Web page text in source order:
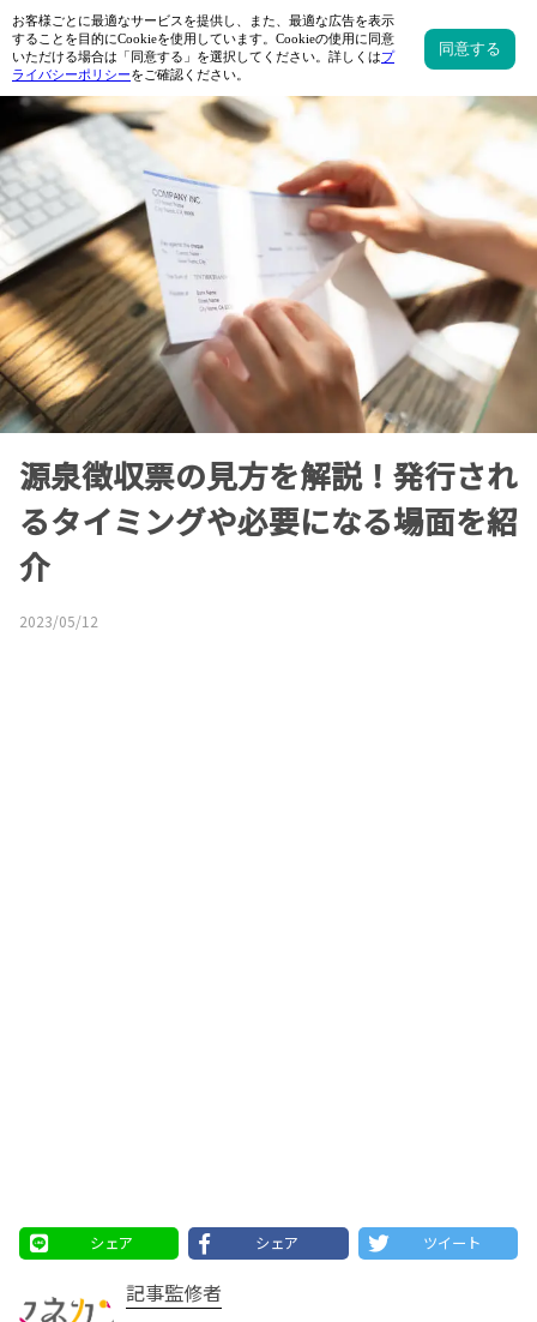
源泉徴収票の見方を解説！発行され
るタイミングや必要になる場面を紹
介
2023/05/12
シェア シェア ツイート
記事監修者